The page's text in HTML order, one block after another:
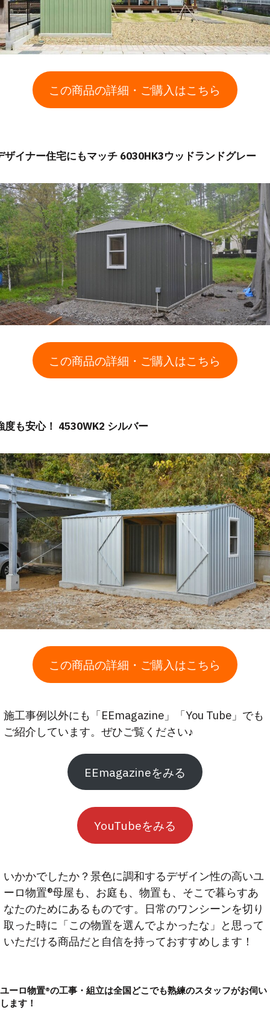
この商品の詳細・ご購入はこちら
ザイナー住宅にもマッチ 6030HK3ウッドランドグレー
この商品の詳細・ご購入はこちら
度も安心！ 4530WK2 シルバー
この商品の詳細・ご購入はこちら
施工事例以外にも「EEmagazine」「You Tube」でも
ご紹介しています。ぜひご覧ください♪
EEmagazineをみる
YouTubeをみる
いかかでしたか？景色に調和するデザイン性の高いユ
ーロ物置®️母屋も、お庭も、物置も、そこで暮らすあ
なたのためにあるものです。日常のワンシーンを切り
取った時に「この物置を選んでよかったな」と思って
いただける商品だと自信を持っておすすめします！
ユーロ物置®︎の工事・組立は全国どこでも熟練のスタッフがお伺い
します！